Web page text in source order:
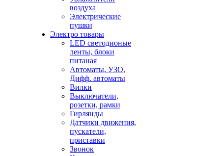
воздуха
Электрические
пушки
Электро товары
LED светодионые
ленты, блоки
питаная
Автоматы, УЗО,
Дифф. автоматы
Вилки
Выключатели,
розетки, рамки
Гирлянды
Датчики движения,
пускатели,
приставки
Звонок